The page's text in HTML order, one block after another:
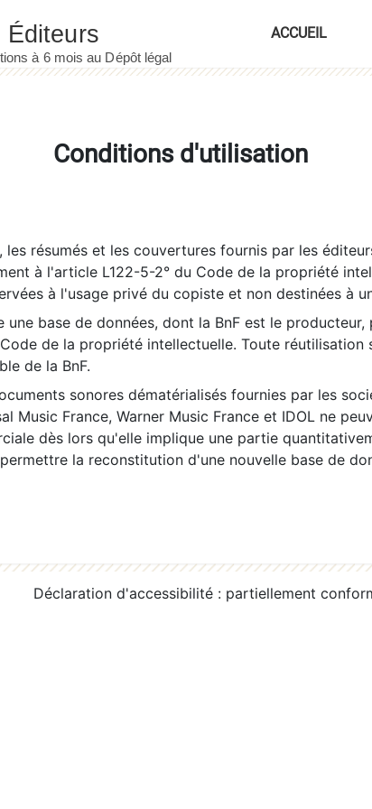
ACCUEIL
Conditions d'utilisation
les résumés et les couvertures fournis par les
à l'article L122-5-2° du Code de la propriété
à l'usage privé du copiste et non destinées à
base de données, dont la BnF est le producteur,
de la propriété intellectuelle. Toute réutilisation
de la BnF.
sonores dématérialisés fournies par les
Music France, Warner Music France et IDOL ne
dès lors qu'elle implique une partie
la reconstitution d'une nouvelle base de
Déclaration d'accessibilité : partiellement